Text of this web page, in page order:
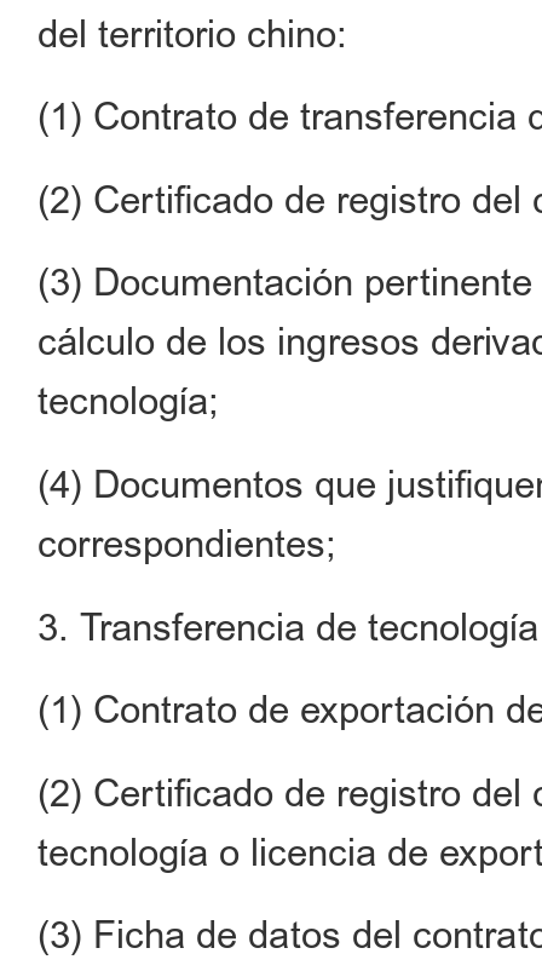
del territorio chino:
(1) Contrato de transferencia
(2) Certificado de registro del
(3) Documentación
cálculo de los ingresos
tecnología;
(4) Documentos que
correspondientes;
3. Transferencia de
(1) Contrato de exportación
(2) Certificado de registro
tecnología o licencia de
(3) Ficha de datos del